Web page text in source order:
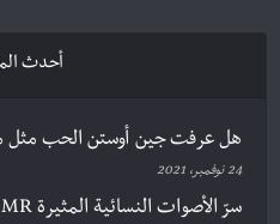
أحدث
هل عرفت جين أوستن الحب مثل
24 نوفمبر، 2021
سرّ الأصوات النسائية المثيرة ASMR